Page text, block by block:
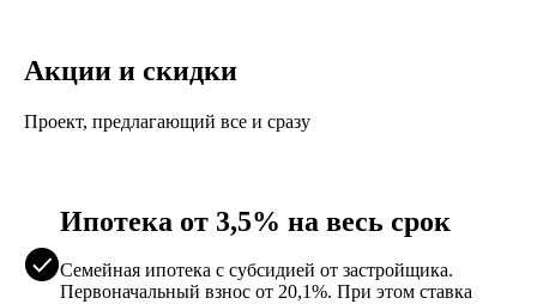
Акции и скидки
Проект, предлагающий все и сразу
Ипотека от 3,5% на весь срок
Семейная ипотека с субсидией от застройщика.
Первоначальный взнос от 20,1%. При этом ставка